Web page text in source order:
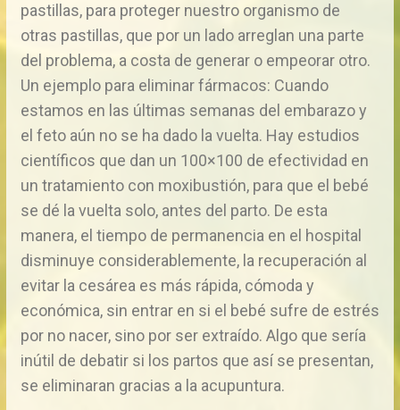
pastillas, para proteger nuestro organismo de
otras pastillas, que por un lado arreglan una parte
del problema, a costa de generar o empeorar otro.
Un ejemplo para eliminar fármacos: Cuando
estamos en las últimas semanas del embarazo y
el feto aún no se ha dado la vuelta. Hay estudios
científicos que dan un 100×100 de efectividad en
un tratamiento con moxibustión, para que el bebé
se dé la vuelta solo, antes del parto. De esta
manera, el tiempo de permanencia en el hospital
disminuye considerablemente, la recuperación al
evitar la cesárea es más rápida, cómoda y
económica, sin entrar en si el bebé sufre de estrés
por no nacer, sino por ser extraído. Algo que sería
inútil de debatir si los partos que así se presentan,
se eliminaran gracias a la acupuntura.